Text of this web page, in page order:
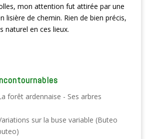
mon attention fut attirée par une
lisière de chemin. Rien de bien précis,
naturel en ces lieux.
forêt ardennaise - Ses arbres
sur la buse variable (Buteo